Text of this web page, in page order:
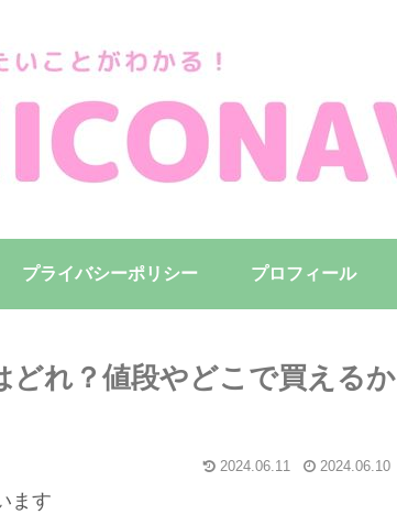
プライバシーポリシー プロフィール
どれ？値段やどこで買えるか
2024.06.11 2024.06.10
ます